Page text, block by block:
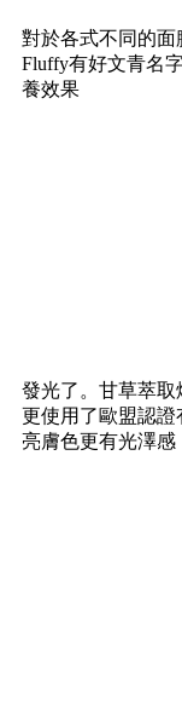
對於各式不同的
Fluffy有好文青名
養效果
發光了。甘草萃取
更使用了歐盟認證
亮膚色更有光澤感